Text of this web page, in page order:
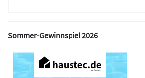
Sommer-Gewinnspiel 2026